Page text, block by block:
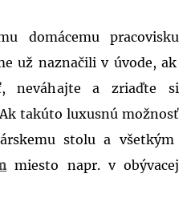
domácemu pracovisku
už naznačili v úvode, ak
neváhajte a zriaďte si
takúto luxusnú možnosť
stolu a všetkým
miesto napr. v obývacej